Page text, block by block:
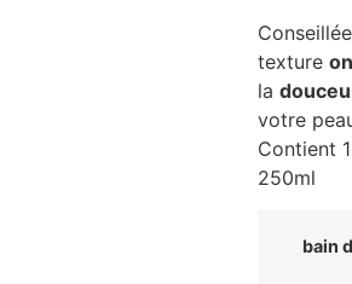
texture
la
votre
Contient
250ml
bain